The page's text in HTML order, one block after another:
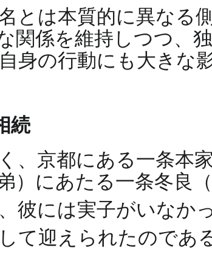
とは本質的に異なる
関係を維持しつつ、
身の行動にも大きな
続
、京都にある一条本
）にあたる一条冬良
彼には実子がいなか
て迎えられたのであ